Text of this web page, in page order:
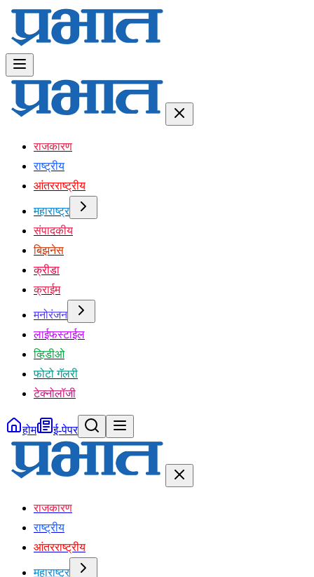
राजकारण
राष्ट्रीय
आंतरराष्ट्रीय
महाराष्ट्र
संपादकीय
बिझनेस
क्रीडा
क्राईम
मनोरंजन
लाईफस्टाईल
व्हिडीओ
फोटो गॅलरी
टेक्नोलॉजी
होम ई-पेपर
राजकारण
राष्ट्रीय
आंतरराष्ट्रीय
महाराष्ट्र